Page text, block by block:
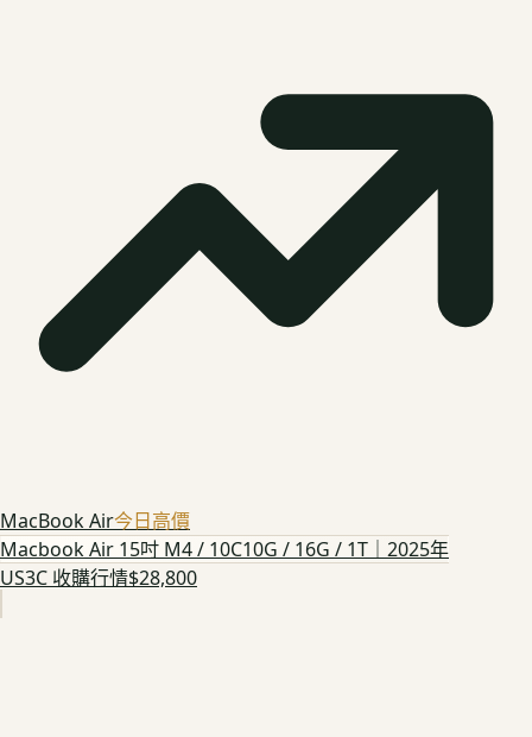
MacBook Air今日高價
Macbook Air 15吋 M4 / 10C10G / 16G / 1T｜2025年
US3C 收購行情$28,800